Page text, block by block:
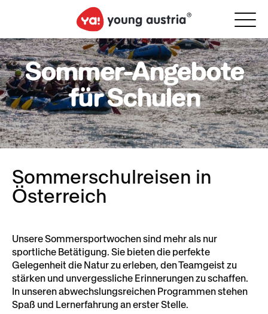
Sommer-Angebote
für Schulen
Sommerschulreisen in
Österreich
Unsere Sommersportwochen sind mehr als nur
sportliche Betätigung. Sie bieten die perfekte
Gelegenheit die Natur zu erleben, den Teamgeist zu
stärken und unvergessliche Erinnerungen zu schaffen.
In unseren abwechslungsreichen Programmen stehen
Spaß und Lernerfahrung an erster Stelle.